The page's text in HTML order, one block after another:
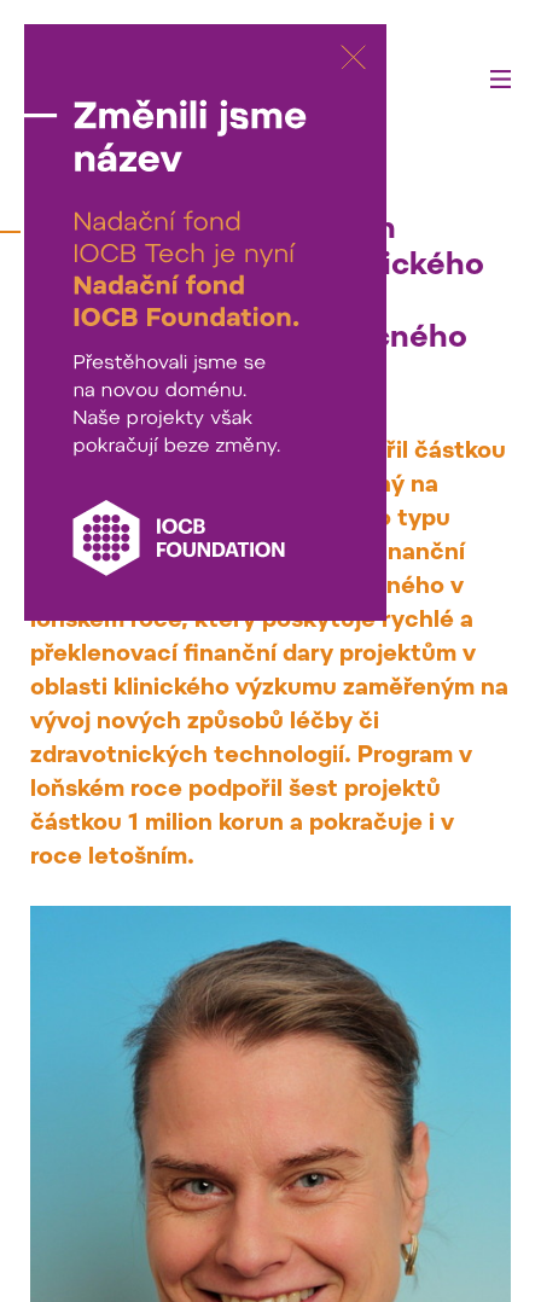
24/03/2026
Nadační fond IOCB Tech
podporuje projekty klinického
výzkumu, nově výzkum
zaměřený na léčbu vzácného
typu nádoru plic
Nadační fond IOCB Tech podpořil částkou
200 000 korun projekt zaměřený na
výzkum vzácného a agresivního typu
rakoviny plic. Jedná se o další finanční
injekci v rámci programu zahájeného v
loňském roce, který poskytuje rychlé a
překlenovací finanční dary projektům v
oblasti klinického výzkumu zaměřeným na
vývoj nových způsobů léčby či
zdravotnických technologií. Program v
loňském roce podpořil šest projektů
částkou 1 milion korun a pokračuje i v
roce letošním.